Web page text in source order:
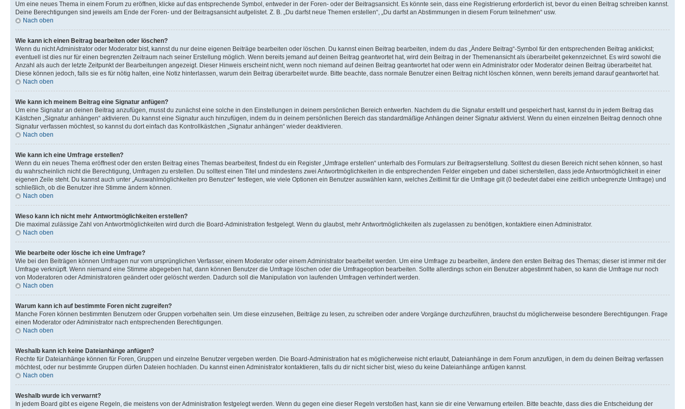
Um eine neues Thema in einem Forum zu eröffnen, klicke auf das entsprechende Symbol, entweder in der Foren- oder der Beitragsansicht. Es könnte sein, dass eine Registrierung erforderlich ist, bevor du einen Beitrag schreiben kannst.
Deine Berechtigungen sind jeweils am Ende der Foren- und der Beitragsansicht aufgelistet. Z. B. „Du darfst neue Themen erstellen“, „Du darfst an Abstimmungen in diesem Forum teilnehmen“ usw.
Nach oben
Wie kann ich einen Beitrag bearbeiten oder löschen?
Wenn du nicht Administrator oder Moderator bist, kannst du nur deine eigenen Beiträge bearbeiten oder löschen. Du kannst einen Beitrag bearbeiten, indem du das „Ändere Beitrag“-Symbol für den entsprechenden Beitrag anklickst;
eventuell ist dies nur für einen begrenzten Zeitraum nach seiner Erstellung möglich. Wenn bereits jemand auf deinen Beitrag geantwortet hat, wird dein Beitrag in der Themenansicht als überarbeitet gekennzeichnet. Es wird sowohl die
Anzahl als auch der letzte Zeitpunkt der Bearbeitungen angezeigt. Dieser Hinweis erscheint nicht, wenn noch niemand auf deinen Beitrag geantwortet hat oder wenn ein Administrator oder Moderator deinen Beitrag überarbeitet hat.
Diese können jedoch, falls sie es für nötig halten, eine Notiz hinterlassen, warum dein Beitrag überarbeitet wurde. Bitte beachte, dass normale Benutzer einen Beitrag nicht löschen können, wenn bereits jemand darauf geantwortet hat.
Nach oben
Wie kann ich meinem Beitrag eine Signatur anfügen?
Um eine Signatur an deinen Beitrag anzufügen, musst du zunächst eine solche in den Einstellungen in deinem persönlichen Bereich entwerfen. Nachdem du die Signatur erstellt und gespeichert hast, kannst du in jedem Beitrag das
Kästchen „Signatur anhängen“ aktivieren. Du kannst eine Signatur auch hinzufügen, indem du in deinem persönlichen Bereich das standardmäßige Anhängen deiner Signatur aktivierst. Wenn du einen einzelnen Beitrag dennoch ohne
Signatur verfassen möchtest, so kannst du dort einfach das Kontrollkästchen „Signatur anhängen“ wieder deaktivieren.
Nach oben
Wie kann ich eine Umfrage erstellen?
Wenn du ein neues Thema eröffnest oder den ersten Beitrag eines Themas bearbeitest, findest du ein Register „Umfrage erstellen“ unterhalb des Formulars zur Beitragserstellung. Solltest du diesen Bereich nicht sehen können, so hast
du wahrscheinlich nicht die Berechtigung, Umfragen zu erstellen. Du solltest einen Titel und mindestens zwei Antwortmöglichkeiten in die entsprechenden Felder eingeben und dabei sicherstellen, dass jede Antwortmöglichkeit in einer
eigenen Zeile steht. Du kannst auch unter „Auswahlmöglichkeiten pro Benutzer“ festlegen, wie viele Optionen ein Benutzer auswählen kann, welches Zeitlimit für die Umfrage gilt (0 bedeutet dabei eine zeitlich unbegrenzte Umfrage) und
schließlich, ob die Benutzer ihre Stimme ändern können.
Nach oben
Wieso kann ich nicht mehr Antwortmöglichkeiten erstellen?
Die maximal zulässige Zahl von Antwortmöglichkeiten wird durch die Board-Administration festgelegt. Wenn du glaubst, mehr Antwortmöglichkeiten als zugelassen zu benötigen, kontaktiere einen Administrator.
Nach oben
Wie bearbeite oder lösche ich eine Umfrage?
Wie bei den Beiträgen können Umfragen nur vom ursprünglichen Verfasser, einem Moderator oder einem Administrator bearbeitet werden. Um eine Umfrage zu bearbeiten, ändere den ersten Beitrag des Themas; dieser ist immer mit der
Umfrage verknüpft. Wenn niemand eine Stimme abgegeben hat, dann können Benutzer die Umfrage löschen oder die Umfrageoption bearbeiten. Sollte allerdings schon ein Benutzer abgestimmt haben, so kann die Umfrage nur noch
von Moderatoren oder Administratoren geändert oder gelöscht werden. Dadurch soll die Manipulation von laufenden Umfragen verhindert werden.
Nach oben
Warum kann ich auf bestimmte Foren nicht zugreifen?
Manche Foren können bestimmten Benutzern oder Gruppen vorbehalten sein. Um diese einzusehen, Beiträge zu lesen, zu schreiben oder andere Vorgänge durchzuführen, brauchst du möglicherweise besondere Berechtigungen. Frage
einen Moderator oder Administrator nach entsprechenden Berechtigungen.
Nach oben
Weshalb kann ich keine Dateianhänge anfügen?
Rechte für Dateianhänge können für Foren, Gruppen und einzelne Benutzer vergeben werden. Die Board-Administration hat es möglicherweise nicht erlaubt, Dateianhänge in dem Forum anzufügen, in dem du deinen Beitrag verfassen
möchtest, oder nur bestimmte Gruppen dürfen Dateien hochladen. Du kannst einen Administrator kontaktieren, falls du dir nicht sicher bist, wieso du keine Dateianhänge anfügen kannst.
Nach oben
Weshalb wurde ich verwarnt?
In jedem Board gibt es eigene Regeln, die meistens von der Administration festgelegt werden. Wenn du gegen eine dieser Regeln verstoßen hast, kann sie dir eine Verwarnung erteilen. Bitte beachte, dass dies die Entscheidung der